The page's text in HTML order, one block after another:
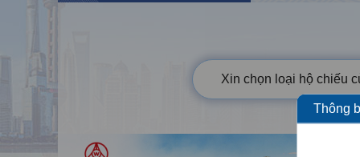
Xin chọn loại hộ chiếu
Thông